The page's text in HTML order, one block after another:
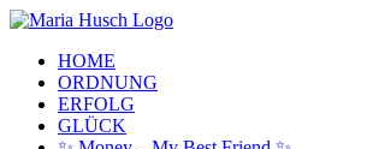
Skip
main
content
Menu
HOME
ORDNUNG
ERFOLG
GLÜCK